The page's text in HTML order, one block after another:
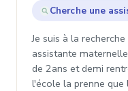
Cherche une
Je suis à la
assistante
de 2ans et demi
l'école la prenne